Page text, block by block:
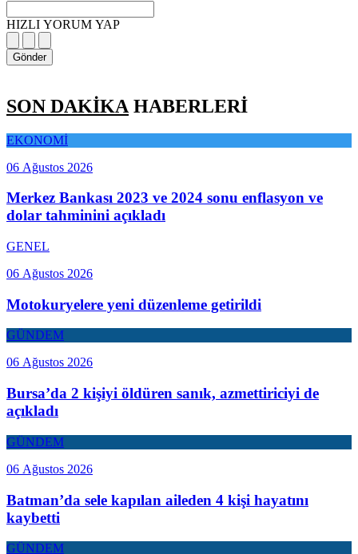
HIZLI YORUM YAP
Gönder
SON DAKİKA HABERLERİ
EKONOMİ
06 Ağustos 2026
Merkez Bankası 2023 ve 2024 sonu enflasyon ve
dolar tahminini açıkladı
GENEL
06 Ağustos 2026
Motokuryelere yeni düzenleme getirildi
GÜNDEM
06 Ağustos 2026
Bursa’da 2 kişiyi öldüren sanık, azmettiriciyi de
açıkladı
GÜNDEM
06 Ağustos 2026
Batman’da sele kapılan aileden 4 kişi hayatını
kaybetti
GÜNDEM